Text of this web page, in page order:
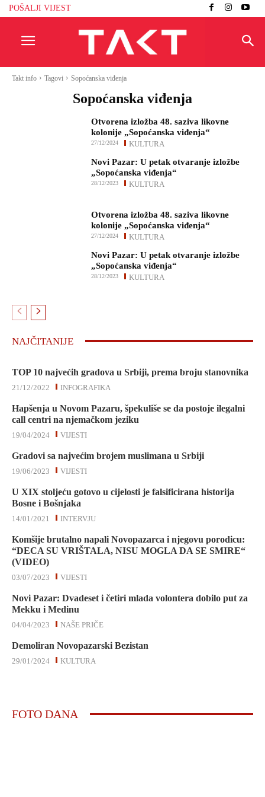
POŠALJI VIJEST
Takt info Tagovi Sopoćanska viđenja
Sopoćanska viđenja
Otvorena izložba 48. saziva likovne
kolonije „Sopoćanska viđenja“
KULTURA
27/12/2024
Novi Pazar: U petak otvaranje izložbe
„Sopoćanska viđenja“
KULTURA
28/12/2023
Otvorena izložba 48. saziva likovne
kolonije „Sopoćanska viđenja“
KULTURA
27/12/2024
Novi Pazar: U petak otvaranje izložbe
„Sopoćanska viđenja“
KULTURA
28/12/2023
NAJČITANIJE
TOP 10 najvećih gradova u Srbiji, prema broju stanovnika
INFOGRAFIKA
21/12/2022
Hapšenja u Novom Pazaru, špekuliše se da postoje ilegalni
call centri na njemačkom jeziku
VIJESTI
19/04/2024
Gradovi sa najvećim brojem muslimana u Srbiji
VIJESTI
19/06/2023
U XIX stoljeću gotovo u cijelosti je falsificirana historija
Bosne i Bošnjaka
INTERVJU
14/01/2021
Komšije brutalno napali Novopazarca i njegovu porodicu:
“DECA SU VRIŠTALA, NISU MOGLA DA SE SMIRE“
(VIDEO)
VIJESTI
03/07/2023
Novi Pazar: Dvadeset i četiri mlada volontera dobilo put za
Mekku i Medinu
NAŠE PRIČE
04/04/2023
Demoliran Novopazarski Bezistan
KULTURA
29/01/2024
FOTO DANA